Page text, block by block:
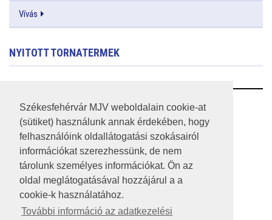
Székesfehérvár MJV weboldalain cookie-at
(sütiket) használunk annak érdekében, hogy
felhasználóink oldallátogatási szokásairól
információkat szerezhessünk, de nem
tárolunk személyes információkat. Ön az
oldal meglátogatásával hozzájárul a a
cookie-k használatához.
További információ az adatkezelési
Vívás
NYITOTT TORNATERMEK
RSS
A HONLAP 2017.03.31-I ÁLLAPOTA
JOGI NYILATKOZAT
IMPRESSZUM